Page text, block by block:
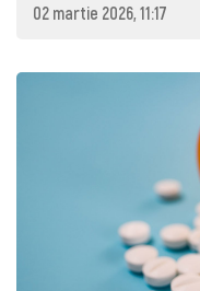
02 martie 2026, 11:17